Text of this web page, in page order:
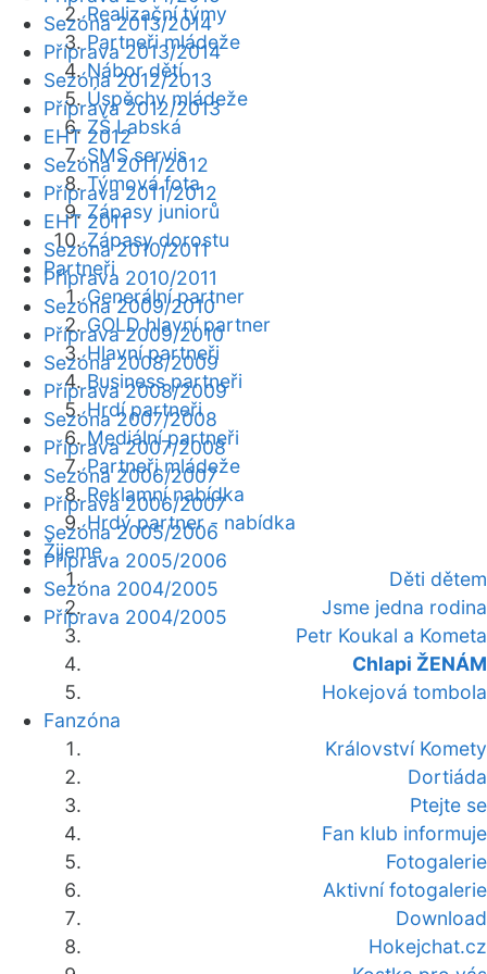
Realizační týmy
Partneři mládeže
Nábor dětí
Úspěchy mládeže
ZŠ Labská
SMS servis
Týmová fota
Zápasy juniorů
Zápasy dorostu
Partneři
Generální partner
GOLD hlavní partner
Hlavní partneři
Business partneři
Hrdí partneři
Mediální partneři
Partneři mládeže
Reklamní nabídka
Hrdý partner - nabídka
Žijeme
Děti dětem
Jsme jedna rodina
Petr Koukal a Kometa
Chlapi ŽENÁM
Hokejová tombola
Fanzóna
Království Komety
Dortiáda
Ptejte se
Fan klub informuje
Fotogalerie
Aktivní fotogalerie
Download
Hokejchat.cz
Sezóna 2013/2014
Příprava 2013/2014
Sezóna 2012/2013
Příprava 2012/2013
EHT 2012
Sezóna 2011/2012
Příprava 2011/2012
EHT 2011
Sezóna 2010/2011
Příprava 2010/2011
Sezóna 2009/2010
Příprava 2009/2010
Sezóna 2008/2009
Příprava 2008/2009
Sezóna 2007/2008
Příprava 2007/2008
Sezóna 2006/2007
Příprava 2006/2007
Sezóna 2005/2006
Příprava 2005/2006
Sezóna 2004/2005
Příprava 2004/2005